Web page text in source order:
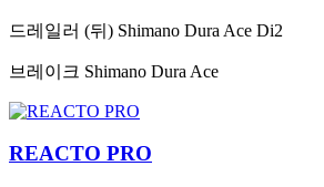
드레일러 (뒤) Shimano Dura Ace Di2
브레이크 Shimano Dura Ace
REACTO PRO